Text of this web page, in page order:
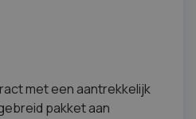
met een aantrekkelijk
pakket aan